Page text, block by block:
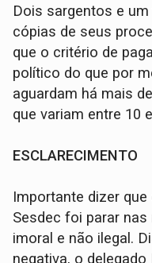
Dois sargentos e
cópias de seus
que o critério de
político do que por
aguardam há mais
que variam entre 10
ESCLARECIMENTO
Importante dizer
Sesdec foi parar
imoral e não ilegal.
negativa, o